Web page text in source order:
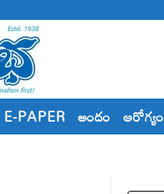
E-PAPER అందం ఆరోగ్యం